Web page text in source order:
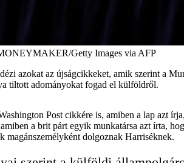
Getty Images via AFP
azokat az újságcikkeket, amik szerint a
tiltott adományokat fogad el külföldről.
Post cikkére is, amiben a lap azt
a brit párt egyik munkatársa azt írta,
magánszemélyként dolgoznak Harriséknek.